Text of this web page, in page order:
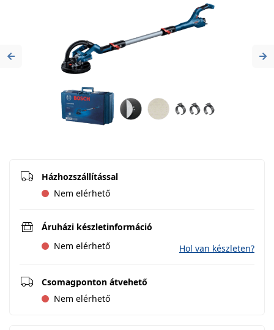
Previous
Házhozszállítással
Nem elérhető
Áruházi készletinformáció
Nem elérhető
Hol van készleten?
Csomagponton átvehető
Nem elérhető